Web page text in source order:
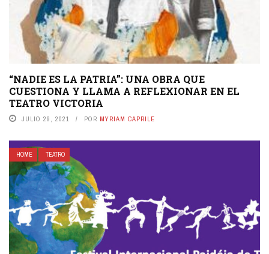
“NADIE ES LA PATRIA”: UNA OBRA QUE
CUESTIONA Y LLAMA A REFLEXIONAR EN EL
TEATRO VICTORIA
JULIO 29, 2021 POR MYRIAM CAPRILE
HOME TEATRO